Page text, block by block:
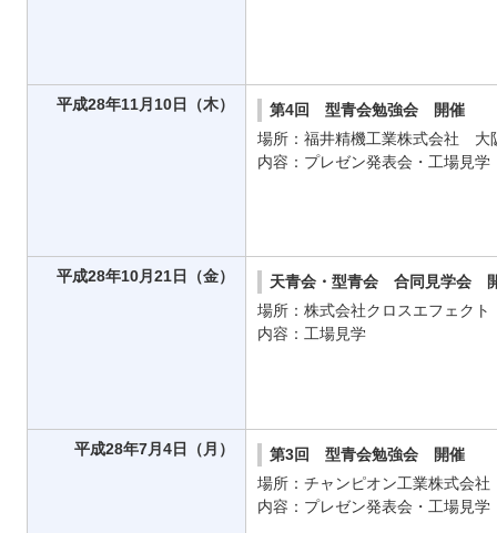
平成28年11月10日（木）
第4回 型青会勉強会 開催
場所：福井精機工業株式会社 大
内容：プレゼン発表会・工場見学
平成28年10月21日（金）
天青会・型青会 合同見学会
場所：株式会社クロスエフェク
内容：工場見学
平成28年7月4日（月）
第3回 型青会勉強会 開催
場所：チャンピオン工業株式会
内容：プレゼン発表会・工場見学